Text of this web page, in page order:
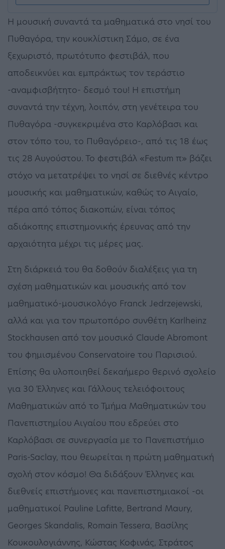
Η μουσική συναντά τα μαθηματικά στο νησί του
Πυθαγόρα, την κουκλίστικη Σάμο, σε ένα
ξεχωριστό, πρωτότυπο φεστιβάλ, που
αποδεικνύει και εμπράκτως τον τεράστιο
-αναμφισβήτητο- δεσμό του! Η επιστήμη
συναντά την τέχνη, λοιπόν, στη γενέτειρα του
Πυθαγόρα -συγκεκριμένα στο Καρλόβασι και
στον τόπο του, το Πυθαγόρειο-, από τις 18 έως
τις 28 Αυγούστου. Το φεστιβάλ «Festum π» βάζει
στόχο να μετατρέψει το νησί σε διεθνές κέντρο
μουσικής και μαθηματικών, καθώς το Αιγαίο,
πέρα από τόπος διακοπών, είναι τόπος
αδιάκοπης επιστημονικής έρευνας από την
αρχαιότητα μέχρι τις μέρες μας.
Στη διάρκειά του θα δοθούν διαλέξεις για τη
σχέση μαθηματικών και μουσικής από τον
μαθηματικό-μουσικολόγο Franck Jedrzejewski,
αλλά και για τον πρωτοπόρο συνθέτη Karlheinz
Stockhausen από τον μουσικό Claude Abromont
του φημισμένου Conservatoire του Παρισιού.
Επίσης θα υλοποιηθεί δεκαήμερο θερινό σχολείο
για 30 Έλληνες και Γάλλους τελειόφοιτους
Μαθηματικών από το Τμήμα Μαθηματικών του
Πανεπιστημίου Αιγαίου που εδρεύει στο
Καρλόβασι σε συνεργασία με το Πανεπιστήμιο
Paris-Saclay, που θεωρείται η πρώτη μαθηματική
σχολή στον κόσμο! Θα διδάξουν Έλληνες και
διεθνείς επιστήμονες και πανεπιστημιακοί -οι
μαθηματικοί Pauline Lafitte, Bertrand Maury,
Georges Skandalis, Romain Tessera, Βασίλης
Κουκουλογιάννης, Κώστας Κοφινάς, Στράτος